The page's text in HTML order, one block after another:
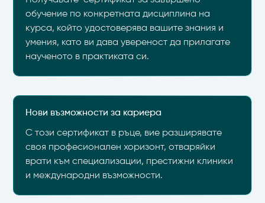
обучение по конкретната дисциплина на
курса, който удостоверява вашите знания и
умения, като ви дава увереност да прилагате
наученото в практиката си.
Нови възможности за кариера
С този сертификат в ръце, вие разширявате
своя професионален хоризонт, отваряйки
врати към специализации, престижни клиники
и международни възможности.